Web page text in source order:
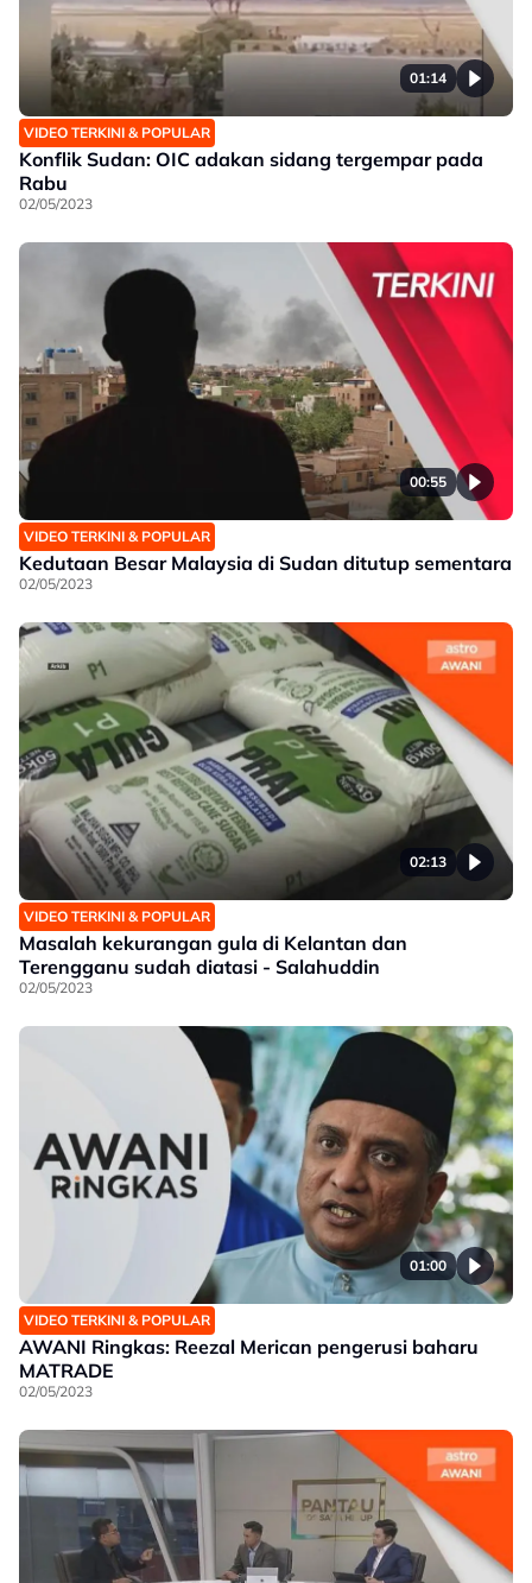
01:14
VIDEO TERKINI & POPULAR
Konflik Sudan: OIC adakan sidang tergempar pada
Rabu
02/05/2023
00:55
VIDEO TERKINI & POPULAR
Kedutaan Besar Malaysia di Sudan ditutup sementara
02/05/2023
02:13
VIDEO TERKINI & POPULAR
Masalah kekurangan gula di Kelantan dan
Terengganu sudah diatasi - Salahuddin
02/05/2023
01:00
VIDEO TERKINI & POPULAR
AWANI Ringkas: Reezal Merican pengerusi baharu
MATRADE
02/05/2023